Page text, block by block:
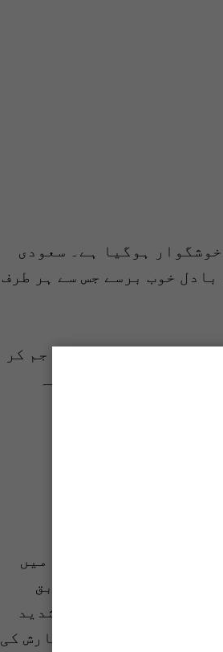
ہوگیا ہے۔ سعودی
خوب برسے جس سے ہر طرف
میں بھی باران رحمت جم کر
بارش کے باعث مدینہ
ہوگیا۔
سے حاصل کریں
گے؟
کے بیشترعلاقوں میں
ہے۔ رپورٹ کے مطابق
درمیانے درجے سے شدید
درمیانے درجے کی بارش کی